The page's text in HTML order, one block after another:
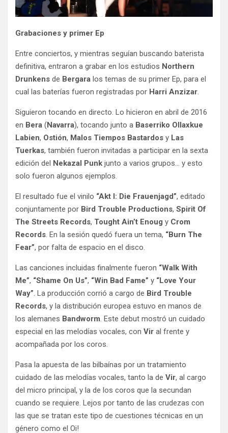
Grabaciones y primer Ep
Entre conciertos, y mientras seguían buscando baterista
definitiva, entraron a grabar en los estudios Northern
Drunkens de Bergara los temas de su primer Ep, para el
cual las baterías fueron registradas por Harri Anzizar.
Siguieron tocando en directo. Lo hicieron en abril de 2016
en Bera (Navarra), tocando junto a Baserriko Ollaxkue
Labien, Ostión, Malos Tiempos Bastardos y Las
Tuerkas, también fueron invitadas a participar en la sexta
edición del Nekazal Punk junto a varios grupos… y esto
solo fueron algunos ejemplos.
El resultado fue el vinilo “Akt I: Die Frauenjagd”, editado
conjuntamente por Bird Trouble Productions, Spirit Of
The Streets Records, Tought Ain’t Enoug y Crom
Records. En la sesión quedó fuera un tema, “Burn The
Fear”, por falta de espacio en el disco.
Las canciones incluidas finalmente fueron “Walk With
Me”, “Shame On Us”, “Win Bad Fame” y “Love Your
Way”. La producción corrió a cargo de Bird Trouble
Records, y la distribución europea estuvo en manos de
los alemanes Bandworm. Este debut mostró un cuidado
especial en las melodías vocales, con Vir al frente y
acompañada por los coros.
Pasa la apuesta de las bilbaínas por un tratamiento
cuidado de las melodías vocales, tanto la de Vir, al cargo
del micro principal, y la de los coros que la secundan
cuando se requiere. Lejos por tanto de las crudezas con
las que se tratan este tipo de cuestiones técnicas en un
género como el Oi!